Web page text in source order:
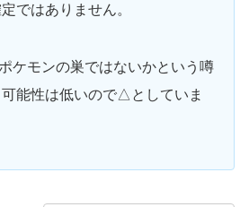
ではありません。
ケモンの巣ではないかという噂
能性は低いので△としていま